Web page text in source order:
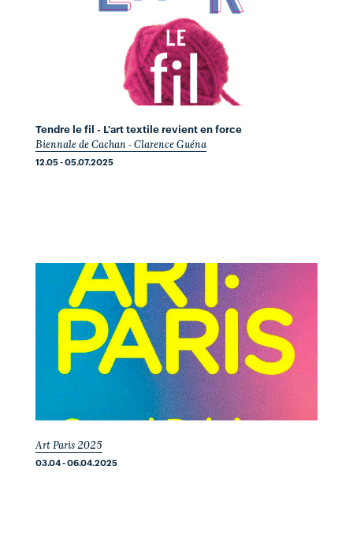
Tendre le fil - L'art textile revient en force
Biennale de Cachan - Clarence Guéna
12.05 - 05.07.2025
Art Paris 2025
03.04 - 06.04.2025